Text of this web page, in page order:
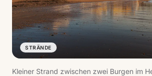
STRÄNDE
Kleiner Strand zwischen zwei Burgen im